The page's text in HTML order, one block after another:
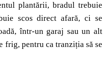
plantării, bradul trebuie
scos direct afară, ci se
într-un garaj sau un alt
frig, pentru ca tranziția să se